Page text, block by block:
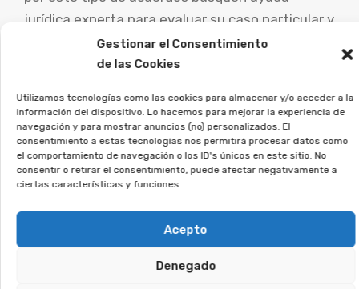
Gestionar el Consentimiento
de las Cookies
Utilizamos tecnologías como las cookies para almacenar y/o acceder a la
información del dispositivo. Lo hacemos para mejorar la experiencia de
navegación y para mostrar anuncios (no) personalizados. El
consentimiento a estas tecnologías nos permitirá procesar datos como
el comportamiento de navegación o los ID's únicos en este sitio. No
consentir o retirar el consentimiento, puede afectar negativamente a
ciertas características y funciones.
Acepto
Denegado
jurídica experta para evaluar su caso particular y
explorar las posibilidades de demanda.
ayudamos a los afectados a
recuperar su dinero.
Si firmaste un contrato así, deja tus datos, y lo
estudiaremos en detalle.